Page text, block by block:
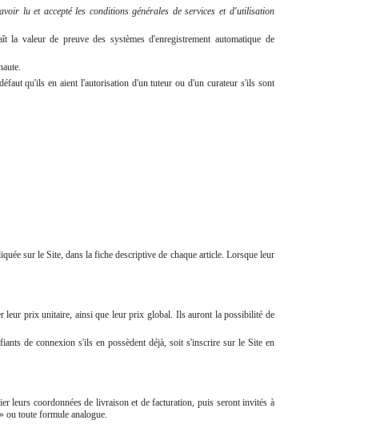
lu et accepté les conditions générales de services et d'utilisation
valeur de preuve des systèmes d'enregistrement automatique de
qu'ils en aient l'autorisation d'un tuteur ou d'un curateur s'ils sont
sur le Site, dans la fiche descriptive de chaque article. Lorsque leur
leur prix unitaire, ainsi que leur prix global. Ils auront la possibilité de
de connexion s'ils en possèdent déjà, soit s'inscrire sur le Site en
leurs coordonnées de livraison et de facturation, puis seront invités à
ou toute formule analogue.